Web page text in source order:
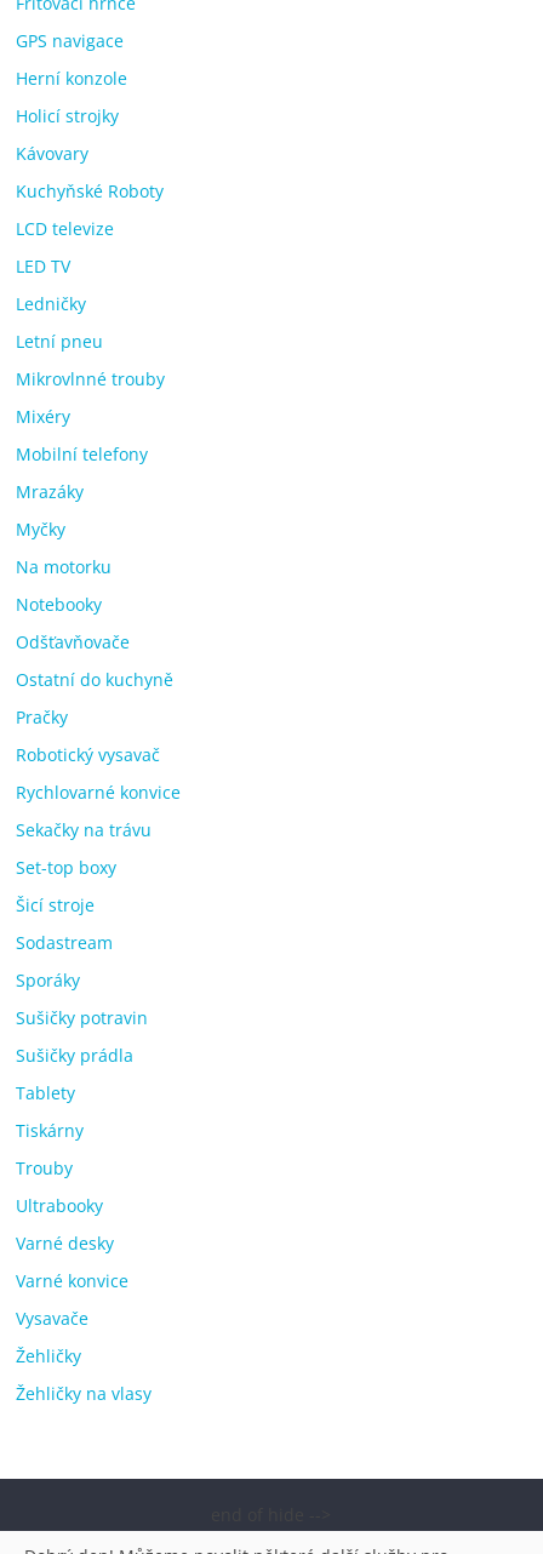
GPS navigace
Herní konzole
Holicí strojky
Kávovary
Kuchyňské Roboty
LCD televize
LED TV
Ledničky
Letní pneu
Mikrovlnné trouby
Mixéry
Mobilní telefony
Mrazáky
Myčky
Na motorku
Notebooky
Odšťavňovače
Ostatní do kuchyně
Pračky
Robotický vysavač
Rychlovarné konvice
Sekačky na trávu
Set-top boxy
Šicí stroje
Sodastream
Sporáky
Sušičky potravin
Sušičky prádla
Tablety
Tiskárny
Trouby
Ultrabooky
Varné desky
Varné konvice
Vysavače
Žehličky
Žehličky na vlasy